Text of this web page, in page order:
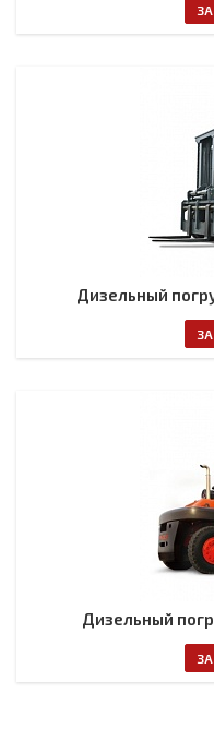
Дизельный
Дизельный